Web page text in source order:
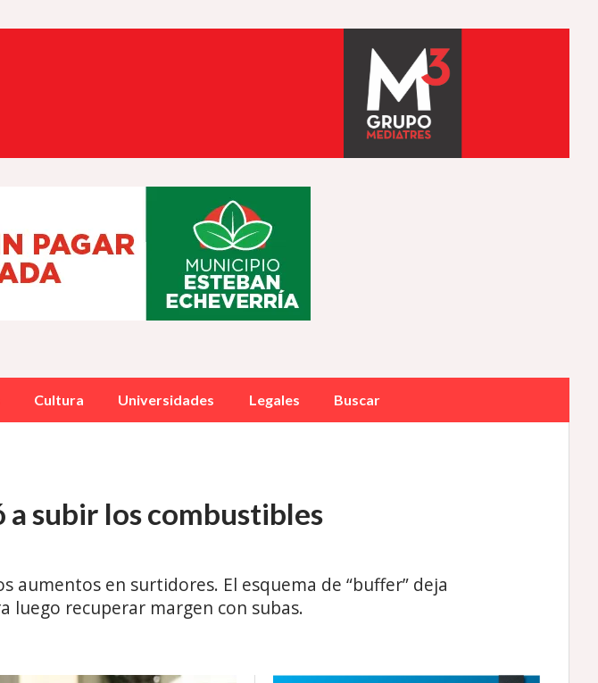
Cultura Universidades Legales Buscar
subir los combustibles
en surtidores. El esquema de “buffer” deja
luego recuperar margen con subas.